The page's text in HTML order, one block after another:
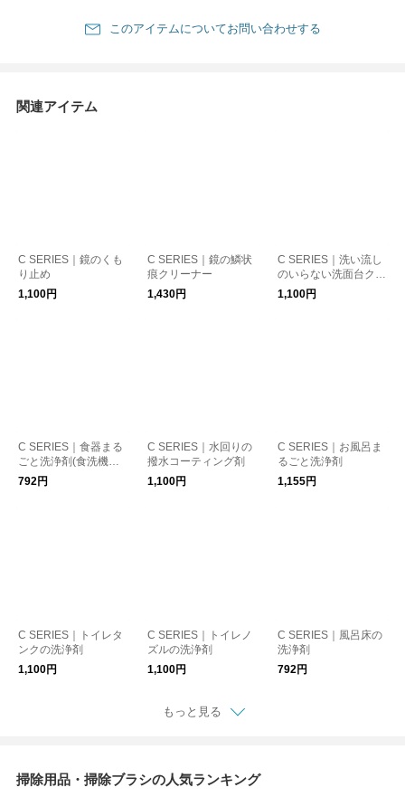
このアイテムについてお問い合わせする
関連アイテム
C SERIES｜鏡のくも
り止め
1,100円
C SERIES｜鏡の鱗状
痕クリーナー
1,430円
C SERIES｜洗い流し
のいらない洗面台クリ
ーナー
1,100円
C SERIES｜食器まる
ごと洗浄剤(食洗機用
＋つけ置き)
792円
C SERIES｜水回りの
撥水コーティング剤
1,100円
C SERIES｜お風呂ま
るごと洗浄剤
1,155円
C SERIES｜トイレタ
ンクの洗浄剤
1,100円
C SERIES｜トイレノ
ズルの洗浄剤
1,100円
C SERIES｜風呂床の
洗浄剤
792円
もっと見る
掃除用品・掃除ブラシの人気ランキング